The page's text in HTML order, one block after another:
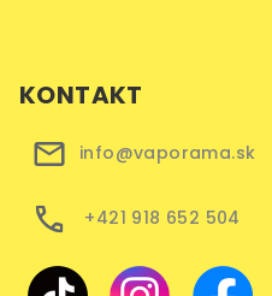
KONTAKT
info@vaporama.sk
+421 918 652 504